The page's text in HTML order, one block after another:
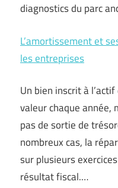
diagnostics du parc
L’amortissement et
les entreprises
Un bien inscrit à
valeur chaque année,
pas de sortie de
nombreux cas, la
sur plusieurs
résultat fiscal.…